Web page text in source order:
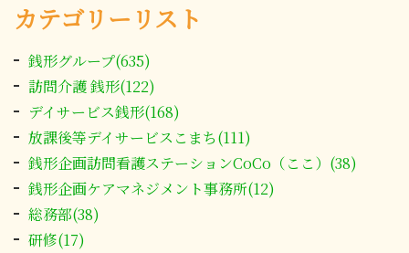
カテゴリーリスト
銭形グループ(635)
訪問介護 銭形(122)
デイサービス銭形(168)
放課後等デイサービスこまち(111)
銭形企画訪問看護ステーションCoCo（ここ）(38)
銭形企画ケアマネジメント事務所(12)
総務部(38)
研修(17)